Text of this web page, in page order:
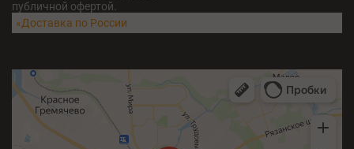
публичной офертой.
«Доставка по России